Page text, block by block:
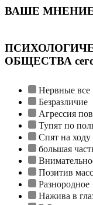
ВАШЕ
ОБЩЕСТВА
Нервные все
Безразличие
Агрессия
Тупят по
Спят на ходу
большая
Позитив
Разнородное
Нажива в